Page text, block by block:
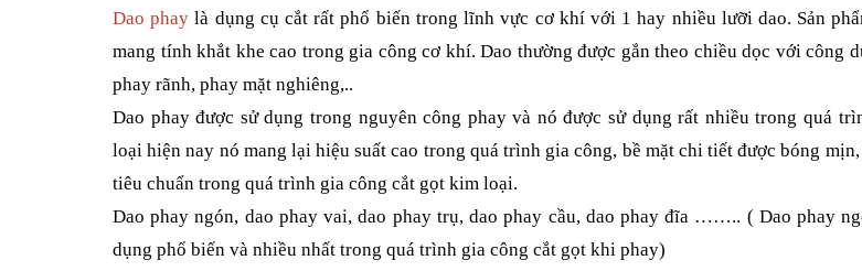
Dao phay là dụng cụ cắt rất phổ biến trong lĩnh vực cơ khí với 1 hay nhiều lưỡi dao. Sản
mang tính khắt khe cao trong gia công cơ khí. Dao thường được gắn theo chiều dọc với công
phay rãnh, phay mặt nghiêng,..
Dao phay được sử dụng trong nguyên công phay và nó được sử dụng rất nhiều trong quá
loại hiện nay nó mang lại hiệu suất cao trong quá trình gia công, bề mặt chi tiết được bóng
tiêu chuẩn trong quá trình gia công cắt gọt kim loại.
Dao phay ngón, dao phay vai, dao phay trụ, dao phay cầu, dao phay đĩa …….. ( Dao phay
dụng phổ biến và nhiều nhất trong quá trình gia công cắt gọt khi phay)